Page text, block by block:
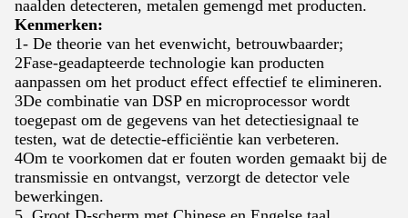
naalden detecteren, metalen gemengd met producten.
Kenmerken:
1- De theorie van het evenwicht, betrouwbaarder;
2Fase-geadapteerde technologie kan producten
aanpassen om het product effect effectief te elimineren.
3De combinatie van DSP en microprocessor wordt
toegepast om de gegevens van het detectiesignaal te
testen, wat de detectie-efficiëntie kan verbeteren.
4Om te voorkomen dat er fouten worden gemaakt bij de
transmissie en ontvangst, verzorgt de detector vele
bewerkingen.